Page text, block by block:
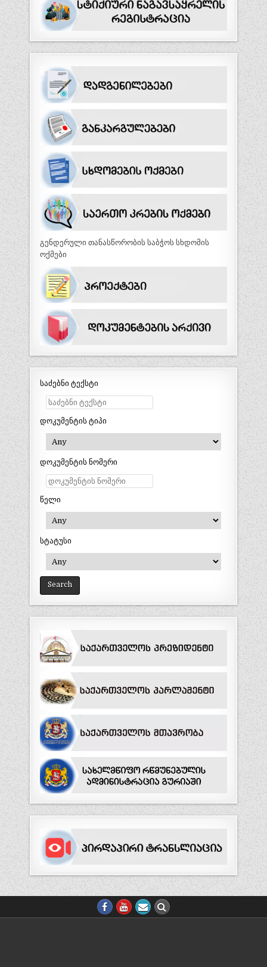
გენდერული თანასწორობის საბჭოს სხდომის
ოქმები
საძებნი ტექსტი
დოკუმენტის ტიპი
დოკუმენტის ნომერი
წელი
სტატუსი